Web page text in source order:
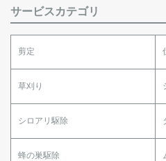
サービスカテゴリ
剪定
草刈り
シロアリ駆除
蜂の巣駆除